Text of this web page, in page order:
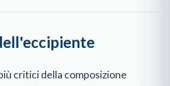
critici della composizione